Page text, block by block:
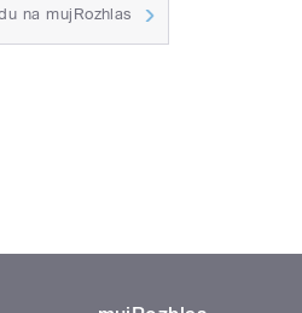
na mujRozhlas